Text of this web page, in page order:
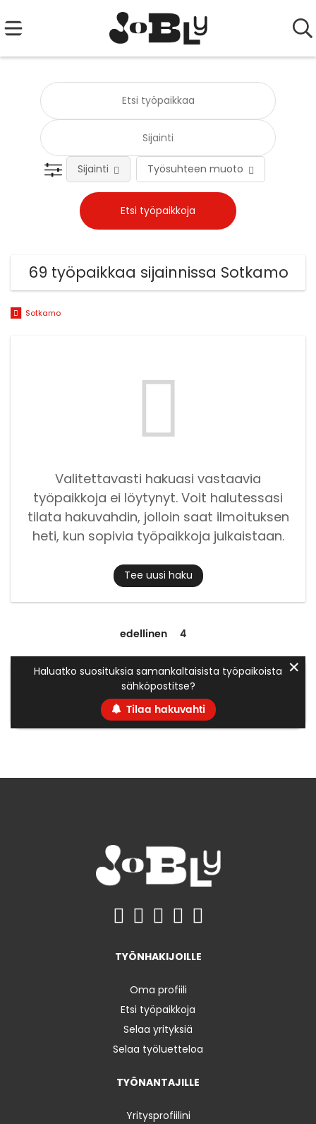
Työsuhteen muoto
Sijainti
69 työpaikkaa sijainnissa Sotkamo
Sotkamo
Valitettavasti hakuasi vastaavia
työpaikkoja ei löytynyt. Voit halutessasi
tilata hakuvahdin, jolloin saat ilmoituksen
heti, kun sopivia työpaikkoja julkaistaan.
Tee uusi haku
edellinen 4
Haluatko suosituksia samankaltaisista työpaikoista
sähköpostitse?
Tilaa hakuvahti
✕
TYÖNHAKIJOILLE
Oma profiili
Etsi työpaikkoja
Selaa yrityksiä
Selaa työluetteloa
TYÖNANTAJILLE
Yritysprofiilini